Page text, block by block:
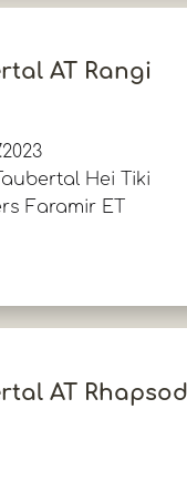
AT Rangi
Hei Tiki
Faramir ET
AT